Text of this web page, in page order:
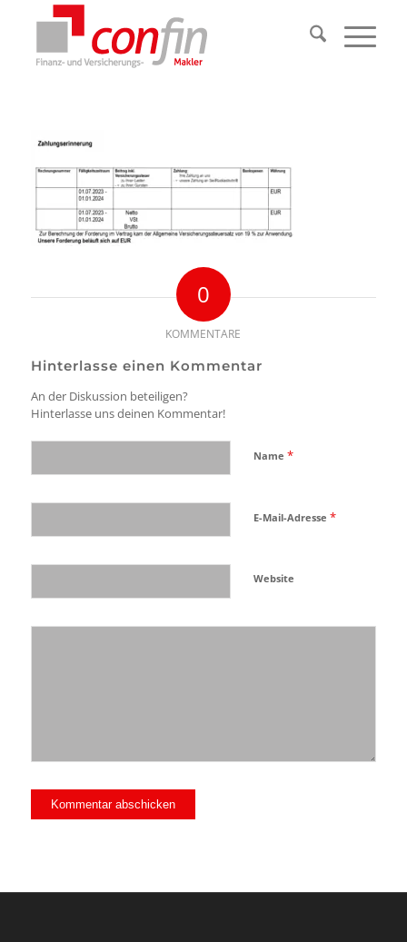
0
KOMMENTARE
Hinterlasse einen Kommentar
An der Diskussion beteiligen?
Hinterlasse uns deinen Kommentar!
Name *
E-Mail-Adresse *
Website